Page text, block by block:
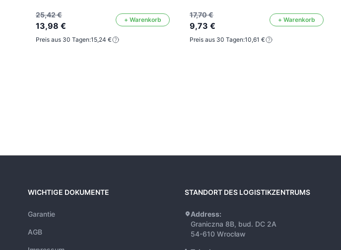
25,42 €
13,98 €
+ Warenkorb
Preis aus 30 Tagen:15,24 €
17,70 €
9,73 €
+ Warenkorb
Preis aus 30 Tagen:10,61 €
WICHTIGE DOKUMENTE
Garantie
AGB
STANDORT DES LOGISTIKZENTRUMS
Address:
Graniczna 8B, bud. DC 2A
54-610 Wrocław